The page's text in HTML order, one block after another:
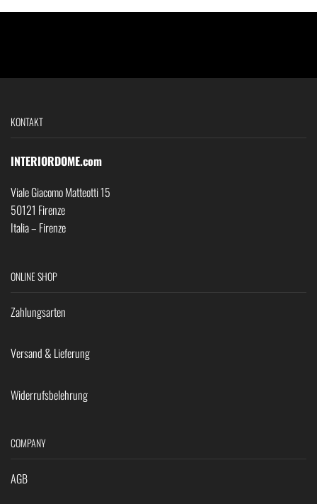
KONTAKT
INTERIORDOME.com
Viale Giacomo Matteotti 15
50121 Firenze
Italia – Firenze
ONLINE SHOP
Zahlungsarten
Versand & Lieferung
Widerrufsbelehrung
COMPANY
AGB